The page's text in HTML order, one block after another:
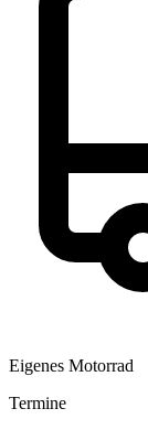
Eigenes Motorrad
Termine